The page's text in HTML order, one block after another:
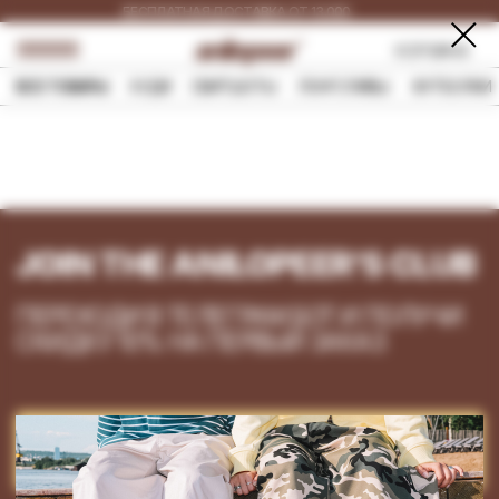
БЕСПЛАТНАЯ ДОСТАВКА ОТ 13.000
РУБ.
ДОСТАВКА ПО ВСЕЙ
РОССИИ
ДЖИНСЫ
ФУТБОЛКИ
ЛОНГСЛИВЫ
СВИТШОТЫ
ВСЕ ТОВАРЫ
СКИДКУ 10% НА ПЕРВЫЙ ЗАКАЗ
GET IT NOW
GET IT NOW
INSTAGRAM*
PINTEREST